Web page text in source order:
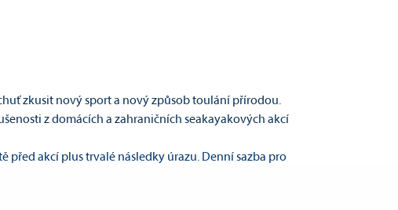
zkusit nový sport a nový způsob toulání přírodou.
z domácích a zahraničních seakayakových akcí
před akcí plus trvalé následky úrazu. Denní sazba pro